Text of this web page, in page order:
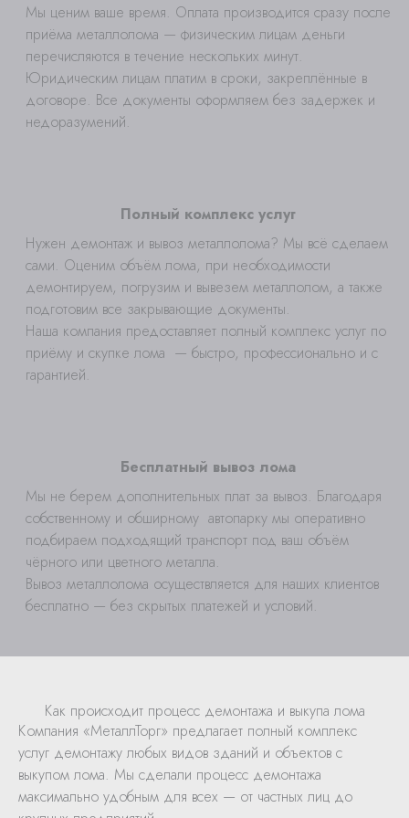
Мы ценим ваше время. Оплата производится сразу после
приёма металлолома — физическим лицам деньги
перечисляются в течение нескольких минут.
Юридическим лицам платим в сроки, закреплённые в
договоре. Все документы оформляем без задержек и
недоразумений.
Полный комплекс услуг
Нужен демонтаж и вывоз металлолома? Мы всё сделаем
сами. Оценим объём лома, при необходимости
демонтируем, погрузим и вывезем металлолом, а также
подготовим все закрывающие документы.
Наша компания предоставляет полный комплекс услуг по
приёму и скупке лома — быстро, профессионально и с
гарантией.
Бесплатный вывоз лома
Мы не берем дополнительных плат за вывоз. Благодаря
собственному и обширному автопарку мы оперативно
подбираем подходящий транспорт под ваш объём
чёрного или цветного металла.
Вывоз металлолома осуществляется для наших клиентов
бесплатно — без скрытых платежей и условий.
Как происходит процесс демонтажа и выкупа лома
Компания «МеталлТорг» предлагает полный комплекс
услуг демонтажу любых видов зданий и объектов с
выкупом лома. Мы сделали процесс демонтажа
максимально удобным для всех — от частных лиц до